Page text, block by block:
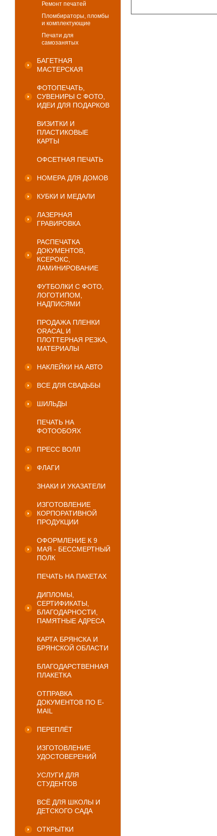
Ремонт печатей
Пломбираторы, пломбы
и комплектующие
Печати для
самозанятых
БАГЕТНАЯ
МАСТЕРСКАЯ
ФОТОПЕЧАТЬ,
СУВЕНИРЫ С ФОТО,
ИДЕИ ДЛЯ ПОДАРКОВ
ВИЗИТКИ И
ПЛАСТИКОВЫЕ
КАРТЫ
ОФСЕТНАЯ ПЕЧАТЬ
НОМЕРА ДЛЯ ДОМОВ
КУБКИ И МЕДАЛИ
ЛАЗЕРНАЯ
ГРАВИРОВКА
РАСПЕЧАТКА
ДОКУМЕНТОВ,
КСЕРОКС,
ЛАМИНИРОВАНИЕ
ФУТБОЛКИ С ФОТО,
ЛОГОТИПОМ,
НАДПИСЯМИ
ПРОДАЖА ПЛЕНКИ
ORACAL И
ПЛОТТЕРНАЯ РЕЗКА,
МАТЕРИАЛЫ
НАКЛЕЙКИ НА АВТО
ВСЕ ДЛЯ СВАДЬБЫ
ШИЛЬДЫ
ПЕЧАТЬ НА
ФОТООБОЯХ
ПРЕСС ВОЛЛ
ФЛАГИ
ЗНАКИ И УКАЗАТЕЛИ
ИЗГОТОВЛЕНИЕ
КОРПОРАТИВНОЙ
ПРОДУКЦИИ
ОФОРМЛЕНИЕ К 9
МАЯ - БЕССМЕРТНЫЙ
ПОЛК
ПЕЧАТЬ НА ПАКЕТАХ
ДИПЛОМЫ,
СЕРТИФИКАТЫ,
БЛАГОДАРНОСТИ,
ПАМЯТНЫЕ АДРЕСА
КАРТА БРЯНСКА И
БРЯНСКОЙ ОБЛАСТИ
БЛАГОДАРСТВЕННАЯ
ПЛАКЕТКА
ОТПРАВКА
ДОКУМЕНТОВ ПО E-
MAIL
ПЕРЕПЛЁТ
ИЗГОТОВЛЕНИЕ
УДОСТОВЕРЕНИЙ
УСЛУГИ ДЛЯ
СТУДЕНТОВ
ВСЁ ДЛЯ ШКОЛЫ И
ДЕТСКОГО САДА
ОТКРЫТКИ